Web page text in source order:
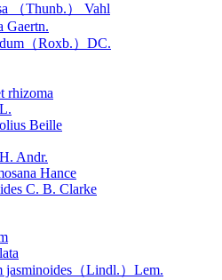
（Thunb.） Vahl
Gaertn.
（Roxb.）DC.
rhizoma
Beille
Andr.
Hance
C. B. Clarke
jasminoides（Lindl.）Lem.